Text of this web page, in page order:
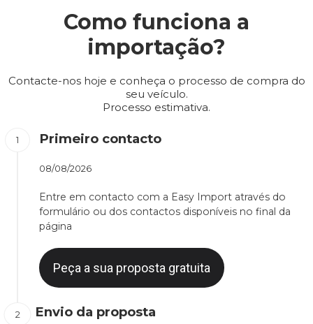
Como funciona a
importação?
Contacte-nos hoje e conheça o processo de compra do
seu veículo.
Processo estimativa.
Primeiro contacto
08/08/2026
Entre em contacto com a Easy Import através do
formulário ou dos contactos disponíveis no final da
página
Peça a sua proposta gratuita
Envio da proposta